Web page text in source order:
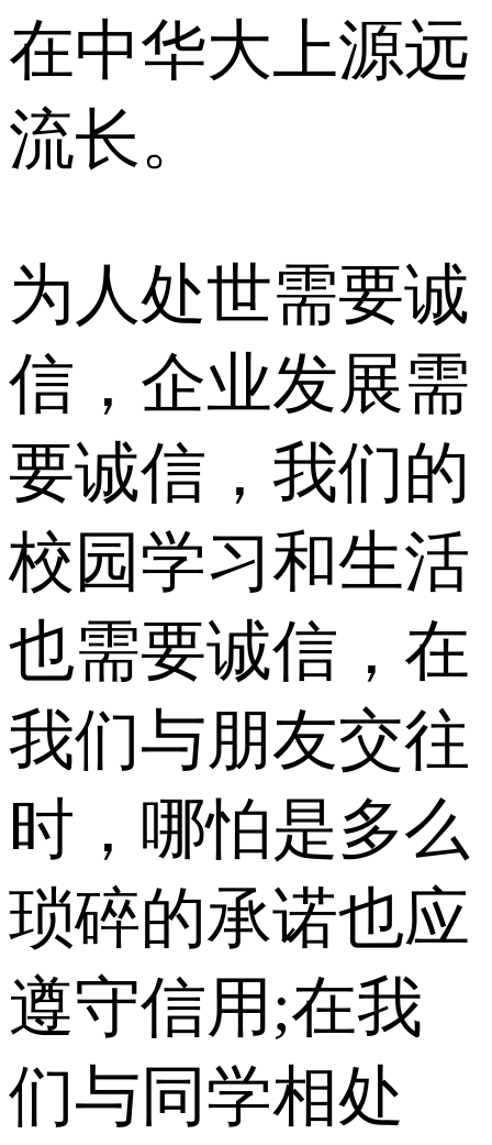
在中华大上源远
流长。
为人处世需要诚
信，企业发展需
要诚信，我们的
校园学习和生活
也需要诚信，在
我们与朋友交往
时，哪怕是多么
琐碎的承诺也应
遵守信用;在我
们与同学相处